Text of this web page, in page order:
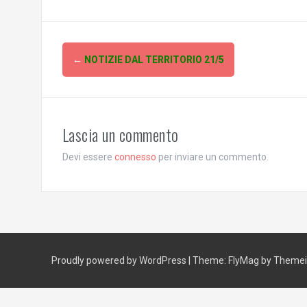
Post
navigation
← NOTIZIE DAL TERRITORIO 21/5
Lascia un commento
Devi essere connesso per inviare un commento.
Proudly powered by WordPress Theme: FlyMag by